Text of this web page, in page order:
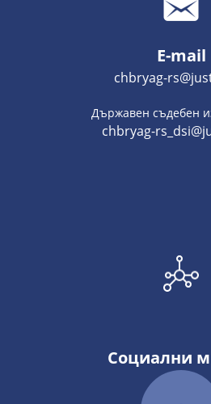
E-mail
chbryag-
Държавен съдебен
chbryag-
Социални